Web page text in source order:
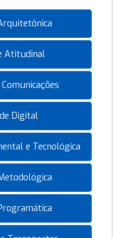
Atitudinal
Digital
e Tecnológica